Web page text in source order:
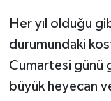
Her yıl olduğu
durumundaki
Cumartesi günü
büyük heyecan